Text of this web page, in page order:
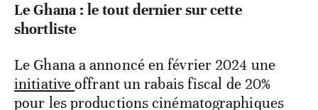
Le Ghana : le tout dernier sur cette
shortliste
Le Ghana a annoncé en février 2024 une
initiativeoffrant un rabais fiscal de 20%
pour les productions cinématographiques